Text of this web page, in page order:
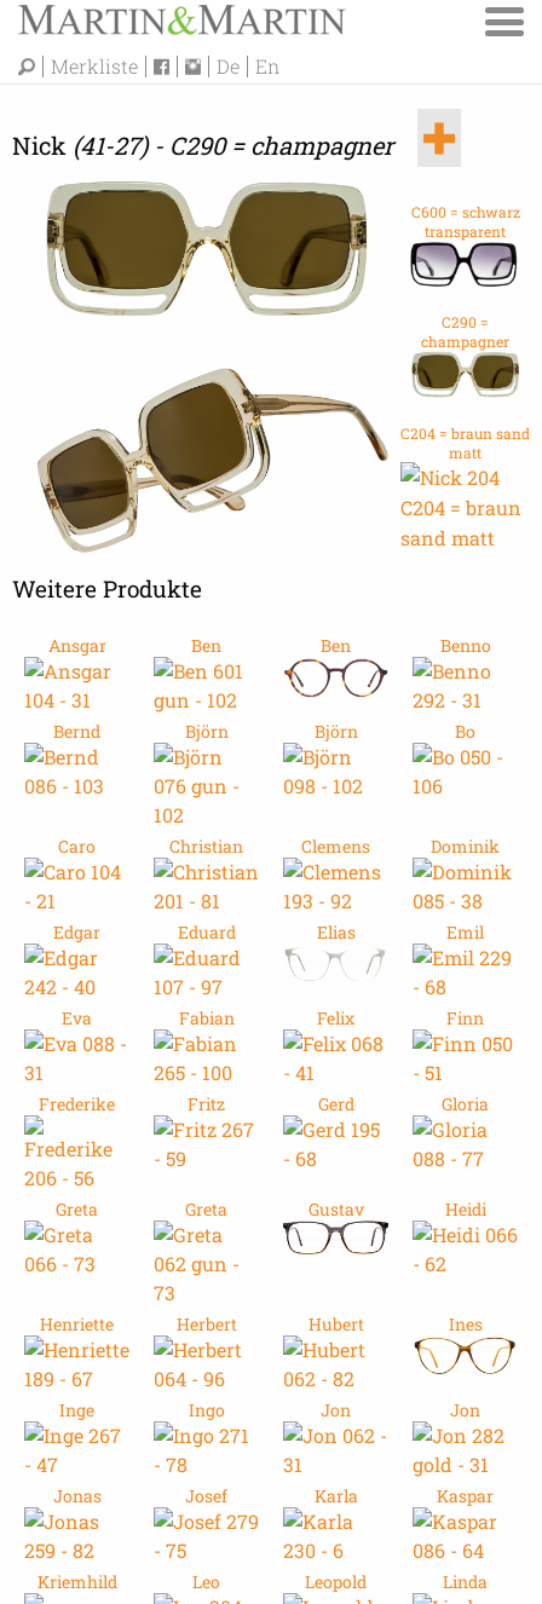
Merkliste De En
Nick (41-27) - C290 = champagner
C600 = schwarz
transparent
C290 =
champagner
C204 = braun sand
matt
Weitere Produkte
Ansgar Ben Ben Benno
Bernd Björn Björn Bo
Caro Christian Clemens Dominik
Edgar Eduard Elias Emil
Eva Fabian Felix Finn
Frederike Fritz Gerd Gloria
Greta Greta Gustav Heidi
Henriette Herbert Hubert Ines
Inge Ingo Jon Jon
Jonas Josef Karla Kaspar
Kriemhild Leo Leopold Linda